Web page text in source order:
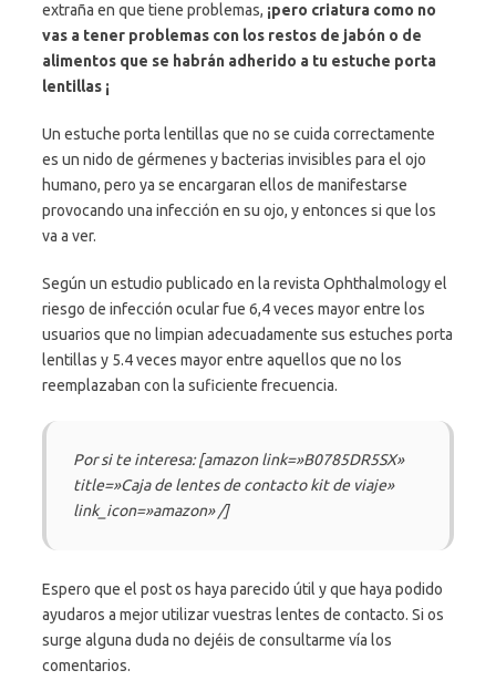
extraña en que tiene problemas, ¡pero criatura como no
vas a tener problemas con los restos de jabón o de
alimentos que se habrán adherido a tu estuche porta
lentillas ¡
Un estuche porta lentillas que no se cuida correctamente
es un nido de gérmenes y bacterias invisibles para el ojo
humano, pero ya se encargaran ellos de manifestarse
provocando una infección en su ojo, y entonces si que los
va a ver.
Según un estudio publicado en la revista Ophthalmology el
riesgo de infección ocular fue 6,4 veces mayor entre los
usuarios que no limpian adecuadamente sus estuches porta
lentillas y 5.4 veces mayor entre aquellos que no los
reemplazaban con la suficiente frecuencia.
Por si te interesa: [amazon link=»B0785DR5SX»
title=»Caja de lentes de contacto kit de viaje»
link_icon=»amazon» /]
Espero que el post os haya parecido útil y que haya podido
ayudaros a mejor utilizar vuestras lentes de contacto. Si os
surge alguna duda no dejéis de consultarme vía los
comentarios.